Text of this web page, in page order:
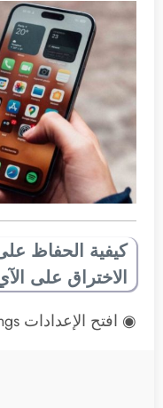
كيفية الحفاظ
الاختراق على
◉ افتح الإعدادات Settings.